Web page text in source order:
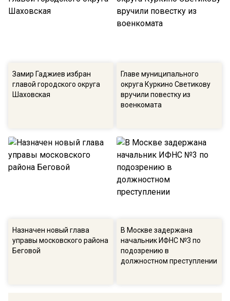
Замир Гаджиев избран
главой городского округа
Шаховская
Главе муниципального
округа Куркино Светикову
вручили повестку из
военкомата
Назначен новый глава
управы московского района
Беговой
В Москве задержана
начальник ИФНС №3 по
подозрению в
должностном преступлении